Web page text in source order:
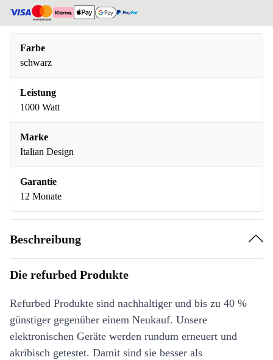
Farbe
schwarz
Leistung
1000 Watt
Marke
Italian Design
Garantie
12 Monate
Beschreibung
Die refurbed Produkte
Refurbed Produkte sind nachhaltiger und bis zu 40 %
günstiger gegenüber einem Neukauf. Unsere
elektronischen Geräte werden rundum erneuert und
akribisch getestet. Damit sind sie besser als